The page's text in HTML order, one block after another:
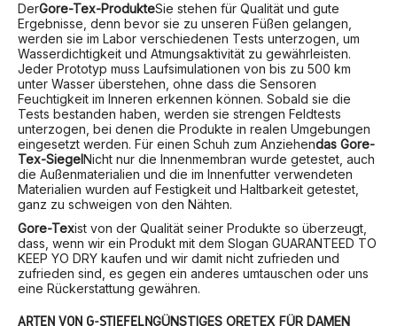
DerGore-Tex-ProdukteSie stehen für Qualität und gute
Ergebnisse, denn bevor sie zu unseren Füßen gelangen,
werden sie im Labor verschiedenen Tests unterzogen, um
Wasserdichtigkeit und Atmungsaktivität zu gewährleisten.
Jeder Prototyp muss Laufsimulationen von bis zu 500 km
unter Wasser überstehen, ohne dass die Sensoren
Feuchtigkeit im Inneren erkennen können. Sobald sie die
Tests bestanden haben, werden sie strengen Feldtests
unterzogen, bei denen die Produkte in realen Umgebungen
eingesetzt werden. Für einen Schuh zum Anziehendas Gore-
Tex-SiegelNicht nur die Innenmembran wurde getestet, auch
die Außenmaterialien und die im Innenfutter verwendeten
Materialien wurden auf Festigkeit und Haltbarkeit getestet,
ganz zu schweigen von den Nähten.
Gore-Texist von der Qualität seiner Produkte so überzeugt,
dass, wenn wir ein Produkt mit dem Slogan GUARANTEED TO
KEEP YO DRY kaufen und wir damit nicht zufrieden und
zufrieden sind, es gegen ein anderes umtauschen oder uns
eine Rückerstattung gewähren.
ARTEN VON G-STIEFELNGÜNSTIGES ORETEX FÜR DAMEN